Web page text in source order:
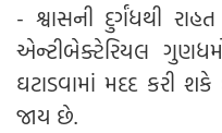
- શ્વાસની દુર્ગંધથી
એન્ટીબેક્ટેરિયલ
ઘટાડવામાં મદદ કરી
જાય છે.